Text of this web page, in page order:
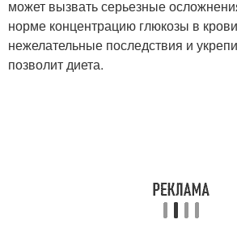
может вызвать серьезные
норме концентрацию глюкозы в
нежелательные последствия и
позволит диета.